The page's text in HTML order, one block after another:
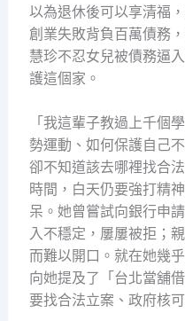
以為退休後可以享清福
創業失敗背負百萬債務
慧珍不忍女兒被債務逼
護這個家。
「我這輩子教過上千個
勢運動、如何保護自己
卻不知道該去哪裡找合
時間，白天仍要強打精
呆。她曾嘗試向銀行申
入不穩定，屢屢被拒；
而難以開口。就在她幾
向她提及了「台北當舖
要找合法立案、政府核